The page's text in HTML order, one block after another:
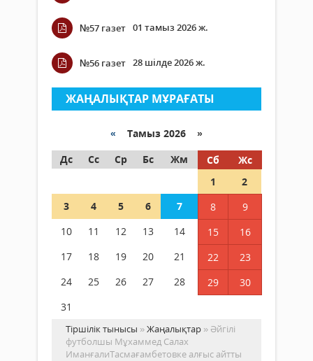
№57 газет 01 тамыз 2026 ж.
№56 газет 28 шілде 2026 ж.
ЖАҢАЛЫҚТАР МҰРАҒАТЫ
« Тамыз 2026 »
Дс
Сс Ср Бс Жм Сб
Жс
1
2
3
4 5 6 7 8
9
10
11 12 13 14 15
16
17
18 19 20 21 22
23
24
25 26 27 28 29
30
31
Тіршілік тынысы »Жаңалықтар » Әйгілі
футболшы Мұхаммед Салах
ИманғалиТасмағамбетовке алғыс айтты